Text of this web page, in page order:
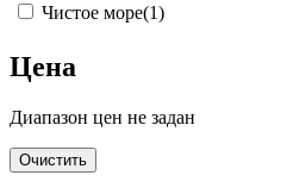
Чистое море(1)
Цена
Диапазон цен не задан
Очистить